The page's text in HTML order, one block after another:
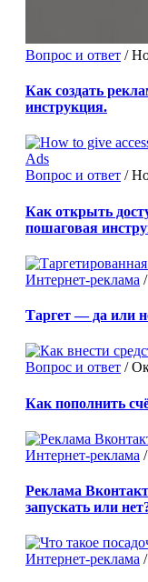
Вопрос и ответ /
Как создать
инструкция.
Вопрос и ответ /
Как открыть
пошаговая
Интернет-реклама /
Таргет — да или
Вопрос и ответ /
Как пополнить
Интернет-реклама /
Реклама
запускать или
Интернет-реклама /